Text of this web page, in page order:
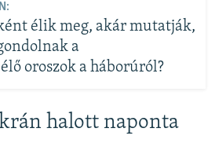
élik meg, akár mutatják,
a
oroszok a háborúról?
halott naponta